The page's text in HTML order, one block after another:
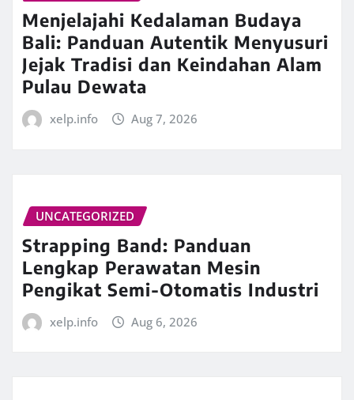
Menjelajahi Kedalaman Budaya
Bali: Panduan Autentik Menyusuri
Jejak Tradisi dan Keindahan Alam
Pulau Dewata
xelp.info Aug 7, 2026
UNCATEGORIZED
Strapping Band: Panduan
Lengkap Perawatan Mesin
Pengikat Semi-Otomatis Industri
xelp.info Aug 6, 2026